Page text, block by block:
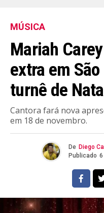
MÚSICA
Mariah
extra em
turnê de
Cantora fará nova
em 18 de novembro.
De Diego
Publicado 6